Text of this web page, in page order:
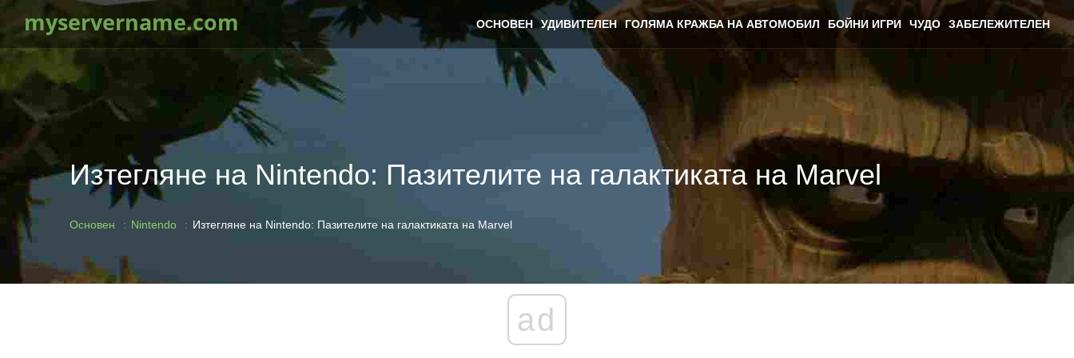
myservername.com ОСНОВЕН УДИВИТЕЛЕН ГОЛЯМА КРАЖБА НА АВТОМОБИЛ БОЙНИ ИГРИ ЧУДО ЗАБЕЛЕЖИТЕЛЕН
Изтегляне на Nintendo: Пазителите на галактиката на Marvel
Основен Nintendo Изтегляне на Nintendo: Пазителите на галактиката на Marvel
ad